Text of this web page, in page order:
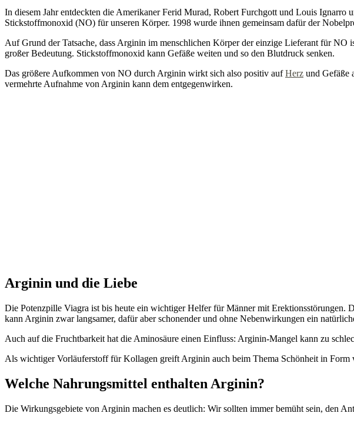
In diesem Jahr entdeckten die Amerikaner Ferid Murad, Robert Furchgott und Louis Ignarro
Stickstoffmonoxid (NO) für unseren Körper. 1998 wurde ihnen gemeinsam dafür der
Auf Grund der Tatsache, dass Arginin im menschlichen Körper der einzige Lieferant für NO
großer Bedeutung. Stickstoffmonoxid kann Gefäße weiten und so den Blutdruck senken.
Das größere Aufkommen von NO durch Arginin wirkt sich also positiv aufHerz und Gefäße
vermehrte Aufnahme von Arginin kann dem entgegenwirken.
Arginin und die Liebe
Die Potenzpille Viagra ist bis heute ein wichtiger Helfer für Männer mit
kann Arginin zwar langsamer, dafür aber schonender und ohne Nebenwirkungen ein
Auch auf die Fruchtbarkeit hat die Aminosäure einen Einfluss: Arginin-Mangel kann zu
Als wichtiger Vorläuferstoff für Kollagen greift Arginin auch beim Thema Schönheit in Form
Welche Nahrungsmittel enthalten Arginin?
Die Wirkungsgebiete von Arginin machen es deutlich: Wir sollten immer bemüht sein, den